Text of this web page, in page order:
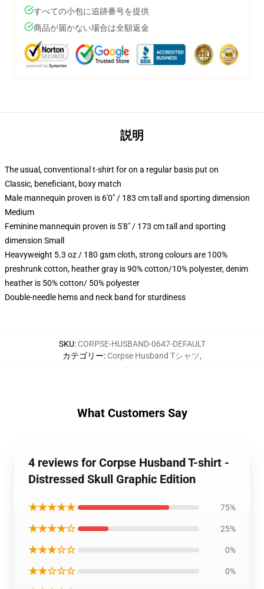
すべての小包に追跡番号を提供
商品が届かない場合は全額返金
説明
The usual, conventional t-shirt for on a regular basis put on
Classic, beneficiant, boxy match
Male mannequin proven is 6'0" / 183 cm tall and sporting dimension
Medium
Feminine mannequin proven is 5'8" / 173 cm tall and sporting
dimension Small
Heavyweight 5.3 oz / 180 gsm cloth, strong colours are 100%
preshrunk cotton, heather gray is 90% cotton/10% polyester, denim
heather is 50% cotton/ 50% polyester
Double-needle hems and neck band for sturdiness
SKU: CORPSE-HUSBAND-0647-DEFAULT
カテゴリー: Corpse Husband Tシャツ,
What Customers Say
4 reviews for Corpse Husband T-shirt -
Distressed Skull Graphic Edition
★★★★★ 75%
★★★★☆ 25%
★★★☆☆ 0%
★★☆☆☆ 0%